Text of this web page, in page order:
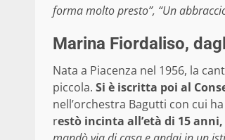
forma molto presto”, “Un
Marina Fiordaliso,
Nata a Piacenza nel 1956, la
piccola. Si è iscritta poi al
nell’orchestra Bagutti con cui
restò incinta all’età di 15